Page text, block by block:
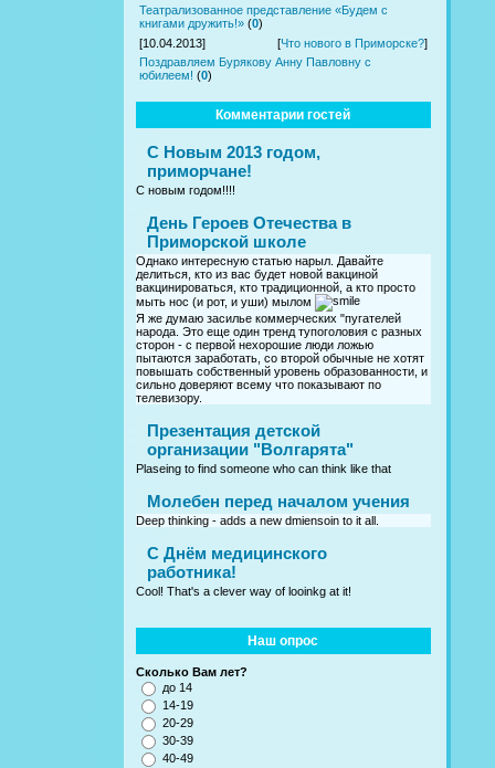
Театрализованное представление «Будем с
книгами дружить!» (0)
[10.04.2013]
[Что нового в Приморске?]
Поздравляем Бурякову Анну Павловну с
юбилеем! (0)
Комментарии гостей
С Новым 2013 годом,
приморчане!
С новым годом!!!!
День Героев Отечества в
Приморской школе
Однако интересную статью нарыл. Давайте
делиться, кто из вас будет новой вакциной
вакцинироваться, кто традиционной, а кто просто
мыть нос (и рот, и уши) мылом
Я же думаю засилье коммерческих "пугателей
народа. Это еще один тренд тупоголовия с разных
сторон - с первой нехорошие люди ложью
пытаются заработать, со второй обычные не хотят
повышать собственный уровень образованности, и
сильно доверяют всему что показывают по
телевизору.
Презентация детской
организации "Волгарята"
Plaseing to find someone who can think like that
Молебен перед началом учения
Deep thinking - adds a new dmiensoin to it all.
C Днём медицинского
работника!
Cool! That's a clever way of looinkg at it!
Наш опрос
Сколько Вам лет?
до 14
14-19
20-29
30-39
40-49